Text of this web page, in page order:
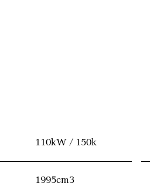
110kW / 150k
1995cm3